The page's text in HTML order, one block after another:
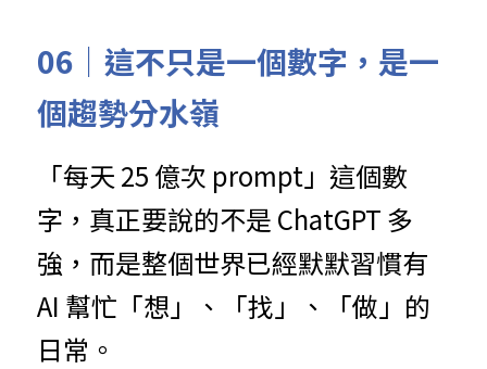
06｜這不只是一個數字，是一
個趨勢分水嶺
「每天 25 億次 prompt」這個數
字，真正要說的不是 ChatGPT 多
強，而是整個世界已經默默習慣有
AI 幫忙「想」、「找」、「做」的
日常。